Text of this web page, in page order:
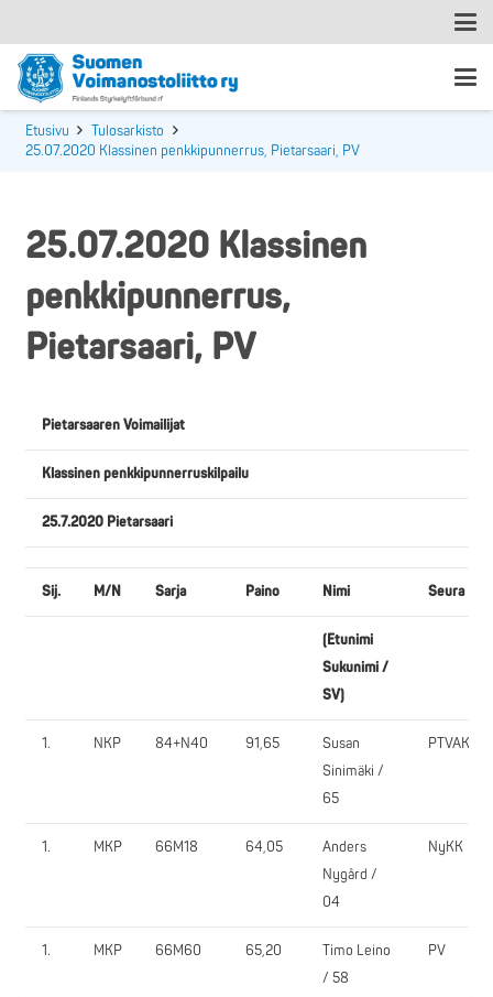
Etusivu
Tulosarkisto
25.07.2020 Klassinen penkkipunnerrus, Pietarsaari, PV
25.07.2020 Klassinen
penkkipunnerrus,
Pietarsaari, PV
Pietarsaaren Voimailijat
Klassinen penkkipunnerruskilpailu
25.7.2020 Pietarsaari
Sij. M/N Sarja Paino Nimi Seura
(Etunimi
Sukunimi /
SV)
1. NKP 84+N40 91,65
Susan
Sinimäki /
65
PTVAK
1. MKP 66M18 64,05
Anders
Nygård /
04
NyKK
1. MKP 66M60 65,20
Timo Leino
/ 58
PV